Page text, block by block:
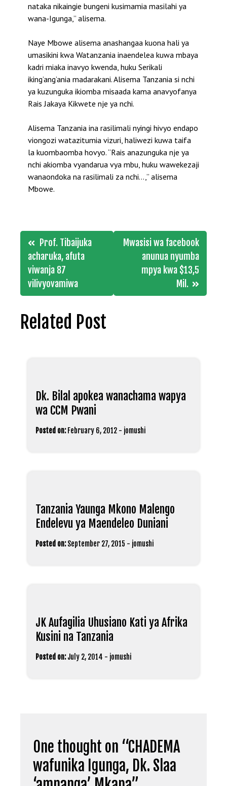
nataka nikaingie bungeni kusimamia masilahi ya
wana-Igunga,” alisema.
Naye Mbowe alisema anashangaa kuona hali ya
umasikini kwa Watanzania inaendelea kuwa mbaya
kadri miaka inavyo kwenda, huku Serikali
iking’ang’ania madarakani. Alisema Tanzania si nchi
ya kuzunguka ikiomba misaada kama anavyofanya
Rais Jakaya Kikwete nje ya nchi.
Alisema Tanzania ina rasilimali nyingi hivyo endapo
viongozi watazitumia vizuri, haliwezi kuwa taifa
la kuombaomba hovyo. “Rais anazunguka nje ya
nchi akiomba vyandarua vya mbu, huku wawekezaji
wanaondoka na rasilimali za nchi…,” alisema
Mbowe.
Post
navigation
Prof. Tibaijuka
acharuka, afuta
viwanja 87
vilivyovamiwa
Mwasisi wa facebook
anunua nyumba
mpya kwa $13,5
Mil.
Related Post
Dk. Bilal apokea wanachama wapya
wa CCM Pwani
Posted on: February 6, 2012 - jomushi
Tanzania Yaunga Mkono Malengo
Endelevu ya Maendeleo Duniani
Posted on: September 27, 2015 - jomushi
JK Aufagilia Uhusiano Kati ya Afrika
Kusini na Tanzania
Posted on: July 2, 2014 - jomushi
One thought on “CHADEMA
wafunika Igunga, Dk. Slaa